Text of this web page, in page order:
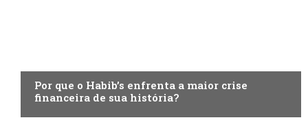
Por que o Habib’s enfrenta a maior crise
financeira de sua história?